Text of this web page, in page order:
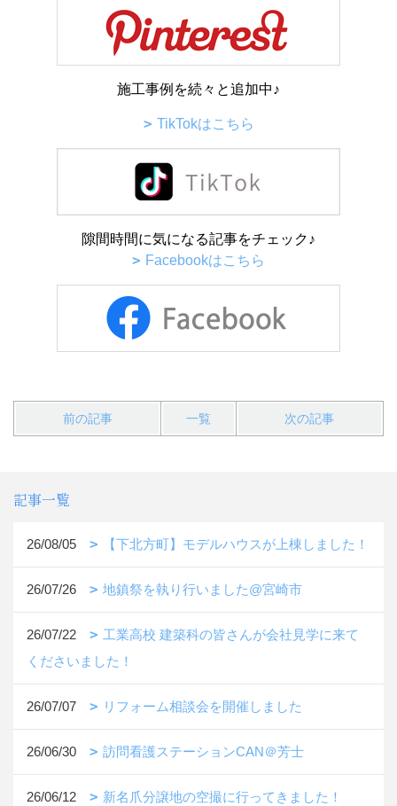
施工事例を続々と追加中♪
TikTokはこちら
隙間時間に気になる記事をチェック♪
Facebookはこちら
前の記事 一覧 次の記事
記事一覧
26/08/05 【下北方町】モデルハウスが上棟しました！
26/07/26 地鎮祭を執り行いました@宮崎市
26/07/22
工業高校 建築科の皆さんが会社見学に来て
くださいました！
26/07/07 リフォーム相談会を開催しました
26/06/30 訪問看護ステーションCAN＠芳士
26/06/12 新名爪分譲地の空撮に行ってきました！